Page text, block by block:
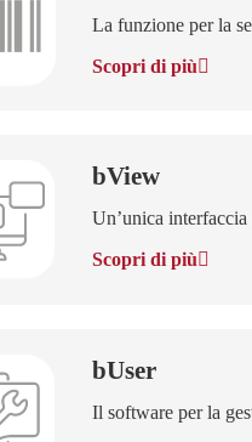
La funzione per la
Scopri di più
bView
Un’unica
Scopri di più
bUser
Il software per la